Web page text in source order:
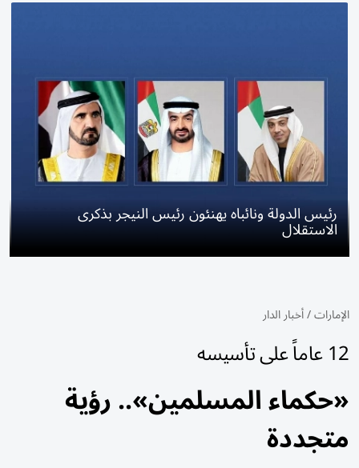
رئيس الدولة ونائباه يهنئون رئيس النيجر بذكرى
الاستقلال
الإمارات/أخبار الدار
12 عاماً على تأسيسه
«حكماء المسلمين».. رؤية
متجددة